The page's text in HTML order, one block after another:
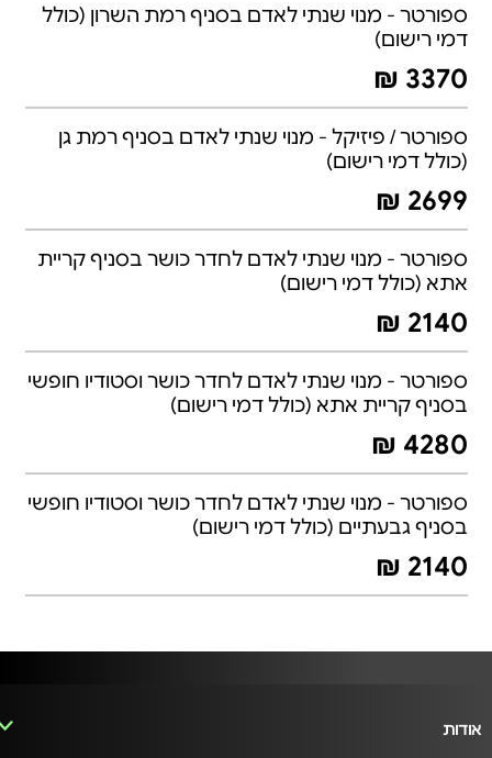
ספורטר - מנוי שנתי לאדם בסניף רמת השרון (כולל
דמי רישום)
3370 ₪
ספורטר / פיזיקל - מנוי שנתי לאדם בסניף רמת גן
(כולל דמי רישום)
2699 ₪
ספורטר - מנוי שנתי לאדם לחדר כושר בסניף קריית
אתא (כולל דמי רישום)
2140 ₪
ספורטר - מנוי שנתי לאדם לחדר כושר וסטודיו חופשי
בסניף קריית אתא (כולל דמי רישום)
4280 ₪
ספורטר - מנוי שנתי לאדם לחדר כושר וסטודיו חופשי
בסניף גבעתיים (כולל דמי רישום)
2140 ₪
אודות